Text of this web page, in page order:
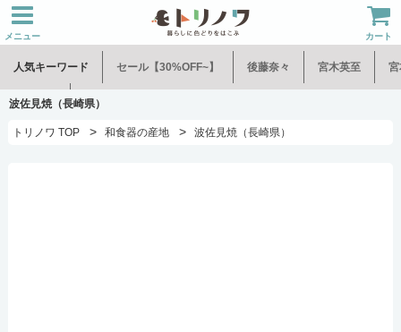
メニュー カート
人気キーワード セール【30%OFF~】 後藤奈々 宮木英至 宮
水谷和音 児玉修治
波佐見焼（長崎県）
トリノワ TOP > 和食器の産地 > 波佐見焼（長崎県）